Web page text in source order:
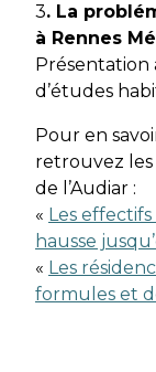
3. La
à Rennes
Présentation
d’études
Pour en
retrouvez
de l’Audiar :
« Les
hausse
« Les
formules et